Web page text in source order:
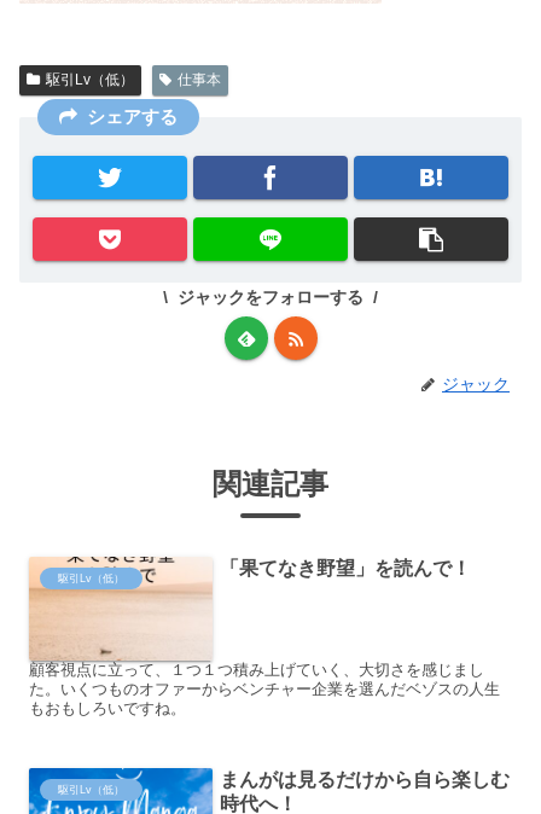
駆引Lv（低） 仕事本
シェアする
ジャックをフォローする
ジャック
関連記事
駆引Lv（低） 「果てなき野望」を読んで！
顧客視点に立って、１つ１つ積み上げていく、大切さを感じまし
た。いくつものオファーからベンチャー企業を選んだベゾスの人生
もおもしろいですね。
駆引Lv（低）
まんがは見るだけから自ら楽しむ
時代へ！